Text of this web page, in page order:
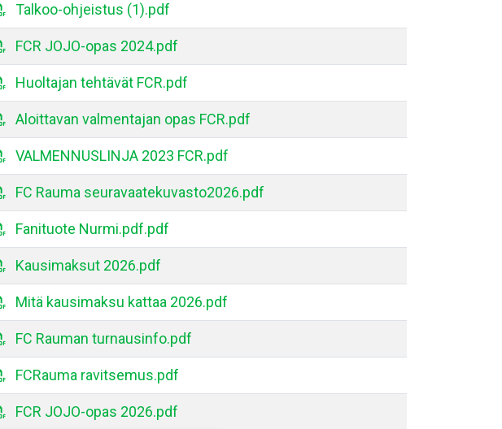
Talkoo-ohjeistus (1).pdf
FCR JOJO-opas 2024.pdf
Huoltajan tehtävät FCR.pdf
Aloittavan valmentajan opas FCR.pdf
VALMENNUSLINJA 2023 FCR.pdf
FC Rauma seuravaatekuvasto2026.pdf
Fanituote Nurmi.pdf.pdf
Kausimaksut 2026.pdf
Mitä kausimaksu kattaa 2026.pdf
FC Rauman turnausinfo.pdf
FCRauma ravitsemus.pdf
FCR JOJO-opas 2026.pdf